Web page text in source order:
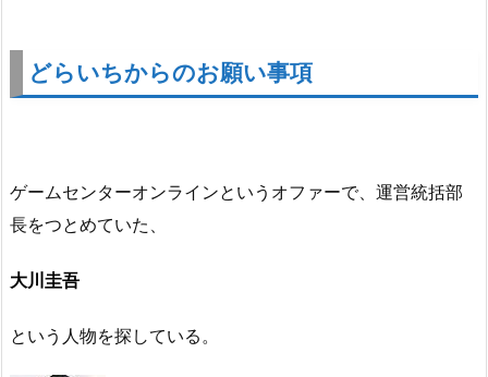
どらいちからのお願い事項
ゲームセンターオンラインというオファーで、運営統括部
長をつとめていた、
大川圭吾
という人物を探している。